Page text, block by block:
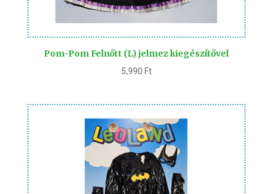
Pom-Pom Felnőtt (L) jelmez kiegészítővel
5,990 Ft